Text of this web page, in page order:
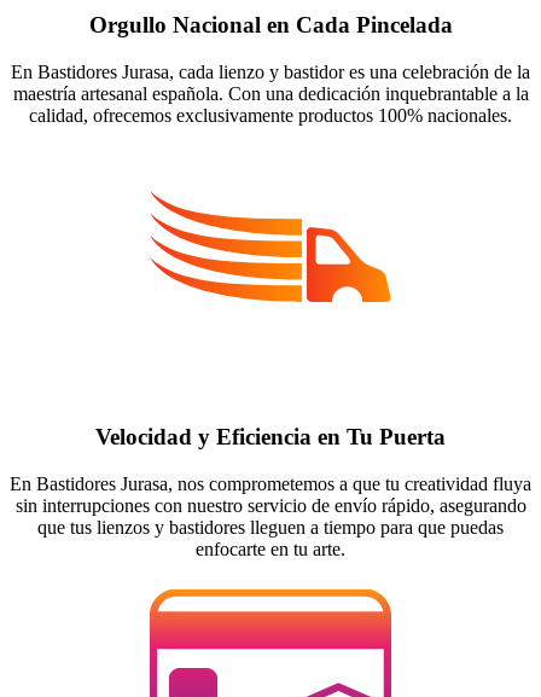
Orgullo Nacional en Cada Pincelada
En Bastidores Jurasa, cada lienzo y bastidor es una celebración de la
maestría artesanal española. Con una dedicación inquebrantable a la
calidad, ofrecemos exclusivamente productos 100% nacionales.
Velocidad y Eficiencia en Tu Puerta
En Bastidores Jurasa, nos comprometemos a que tu creatividad fluya
sin interrupciones con nuestro servicio de envío rápido, asegurando
que tus lienzos y bastidores lleguen a tiempo para que puedas
enfocarte en tu arte.